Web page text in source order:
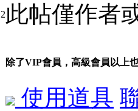
此帖僅作者
除了VIP會員，高級會員以上
使用道具